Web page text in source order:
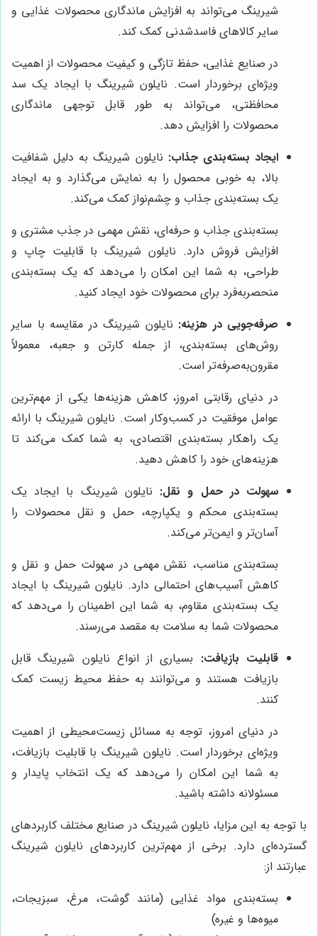
شیرینگ می‌تواند به افزایش ماندگاری محصولات غذایی و
سایر کالاهای فاسدشدنی کمک کند.
در صنایع غذایی، حفظ تازگی و کیفیت محصولات از اهمیت
ویژه‌ای برخوردار است. نایلون شیرینگ با ایجاد یک سد
محافظتی، می‌تواند به طور قابل توجهی ماندگاری
محصولات را افزایش دهد.
ایجاد بسته‌بندی جذاب: نایلون شیرینگ به دلیل شفافیت
بالا، به خوبی محصول را به نمایش می‌گذارد و به ایجاد
یک بسته‌بندی جذاب و چشم‌نواز کمک می‌کند.
بسته‌بندی جذاب و حرفه‌ای، نقش مهمی در جذب مشتری و
افزایش فروش دارد. نایلون شیرینگ با قابلیت چاپ و
طراحی، به شما این امکان را می‌دهد که یک بسته‌بندی
منحصربه‌فرد برای محصولات خود ایجاد کنید.
صرفه‌جویی در هزینه: نایلون شیرینگ در مقایسه با سایر
روش‌های بسته‌بندی، از جمله کارتن و جعبه، معمولاً
مقرون‌به‌صرفه‌تر است.
در دنیای رقابتی امروز، کاهش هزینه‌ها یکی از مهم‌ترین
عوامل موفقیت در کسب‌وکار است. نایلون شیرینگ با ارائه
یک راهکار بسته‌بندی اقتصادی، به شما کمک می‌کند تا
هزینه‌های خود را کاهش دهید.
سهولت در حمل و نقل: نایلون شیرینگ با ایجاد یک
بسته‌بندی محکم و یکپارچه، حمل و نقل محصولات را
آسان‌تر و ایمن‌تر می‌کند.
بسته‌بندی مناسب، نقش مهمی در سهولت حمل و نقل و
کاهش آسیب‌های احتمالی دارد. نایلون شیرینگ با ایجاد
یک بسته‌بندی مقاوم، به شما این اطمینان را می‌دهد که
محصولات شما به سلامت به مقصد می‌رسند.
قابلیت بازیافت: بسیاری از انواع نایلون شیرینگ قابل
بازیافت هستند و می‌توانند به حفظ محیط زیست کمک
کنند.
در دنیای امروز، توجه به مسائل زیست‌محیطی از اهمیت
ویژه‌ای برخوردار است. نایلون شیرینگ با قابلیت بازیافت،
به شما این امکان را می‌دهد که یک انتخاب پایدار و
مسئولانه داشته باشید.
با توجه به این مزایا، نایلون شیرینگ در صنایع مختلف کاربردهای
گسترده‌ای دارد. برخی از مهم‌ترین کاربردهای نایلون شیرینگ
عبارتند از:
بسته‌بندی مواد غذایی (مانند گوشت، مرغ، سبزیجات،
میوه‌ها و غیره)